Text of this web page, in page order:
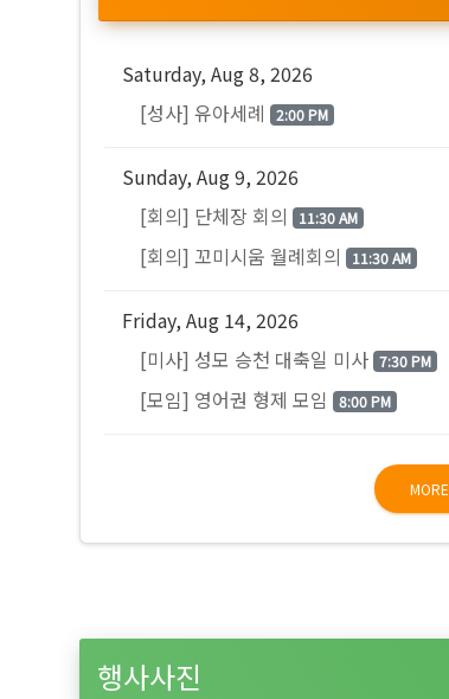
Saturday, Aug 8, 2026
[성사] 유아세례
2:00 PM
Sunday, Aug 9, 2026
[회의] 단체장 회의
11:30 AM
[회의] 꼬미시움 월례회의 11:30 AM
Friday, Aug 14, 2026
[미사] 성모 승천 대축일 미사 7:30 PM
[모임] 영어권 형제 모임 8:00 PM
MORE
행사사진